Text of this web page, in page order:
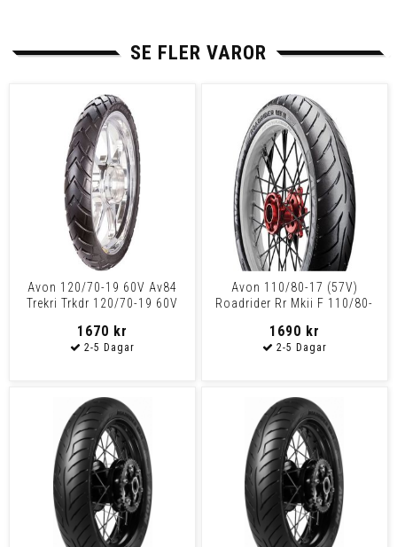
SE FLER VAROR
Avon 120/70-19 60V Av84
Trekri Trkdr 120/70-19 60V
1670 kr
Avon 110/80-17 (57V)
Roadrider Rr Mkii F 110/80-
1690 kr